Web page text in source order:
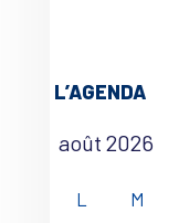
L’AGENDA
L M